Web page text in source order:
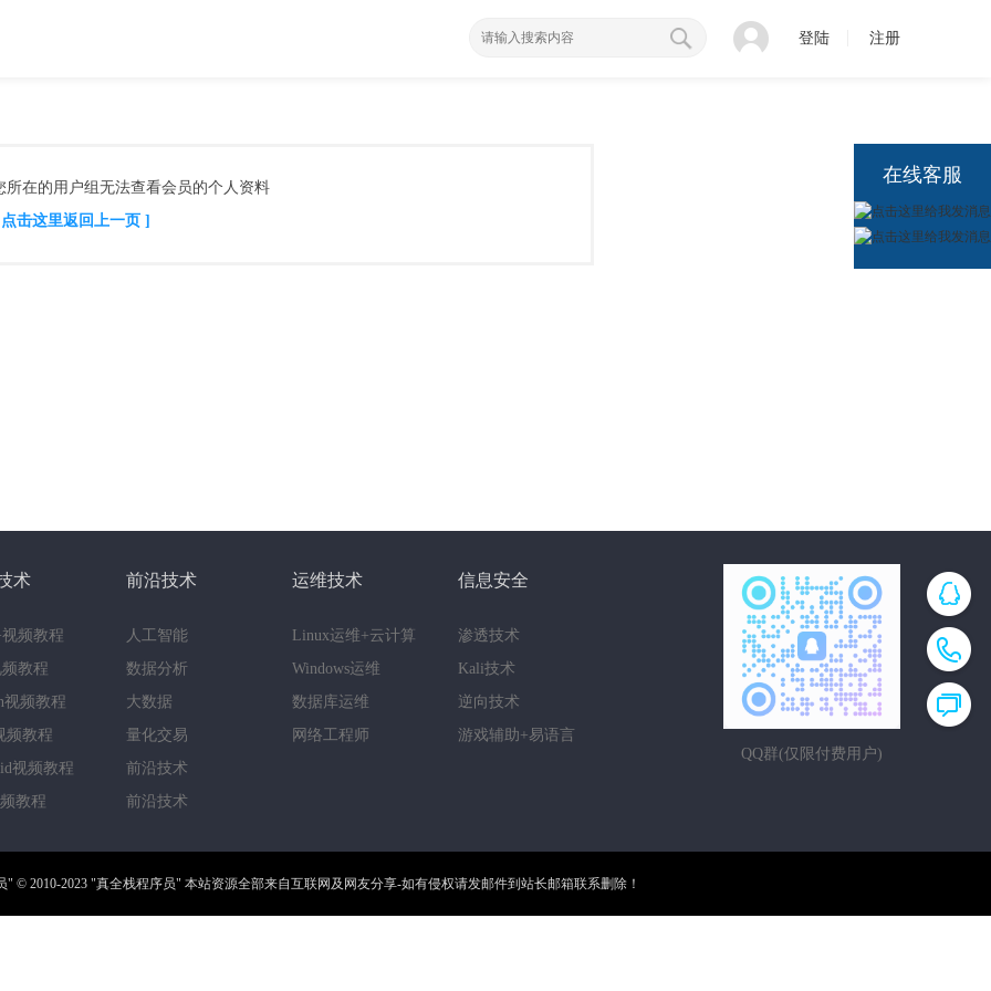
登陆 注册
所在的用户组无法查看会员的个人资料
击这里返回上一页 ]
在线客服
术
视频教程
频教程
视频教程
频教程
视频教程
教程
前沿技术
人工智能
数据分析
大数据
量化交易
前沿技术
前沿技术
运维技术
Linux运维+云计算
Windows运维
数据库运维
网络工程师
信息安全
渗透技术
Kali技术
逆向技术
游戏辅助+易语言
QQ群(仅限付费用户)
" © 2010-2023 "真全栈程序员" 本站资源全部来自互联网及网友分享-如有侵权请发邮件到站长邮箱联系删除！